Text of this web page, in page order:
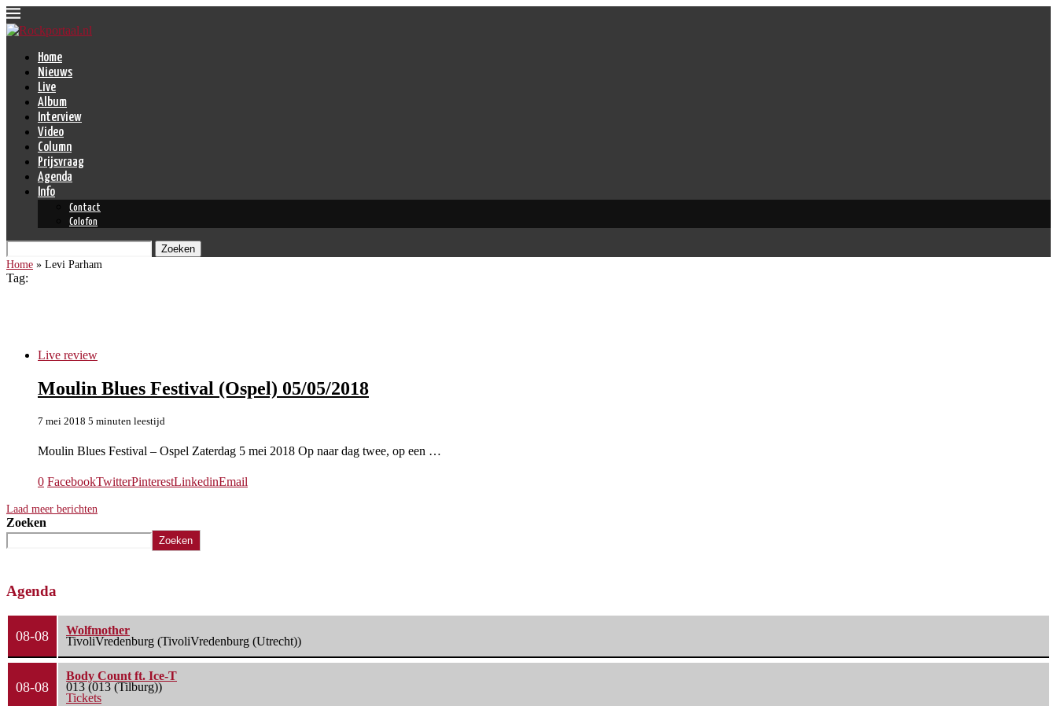
Home
Nieuws
Live
Album
Interview
Video
Column
Prijsvraag
Agenda
Info
Contact
Colofon
Zoeken
Home » Levi Parham
Tag:
Live review
Moulin Blues Festival (Ospel) 05/05/2018
7 mei 2018 5 minuten leestijd
Moulin Blues Festival – Ospel Zaterdag 5 mei 2018 Op naar dag twee, op een …
0 FacebookTwitterPinterestLinkedinEmail
Laad meer berichten
Zoeken
Zoeken
Agenda
08-08
Wolfmother
TivoliVredenburg (TivoliVredenburg (Utrecht))
08-08
Body Count ft. Ice-T
013 (013 (Tilburg))
Tickets